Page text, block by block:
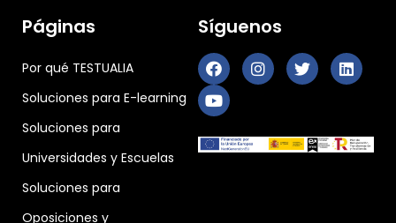
Páginas
Por qué TESTUALIA
Soluciones para E-learning
Soluciones para
Universidades y Escuelas
Soluciones para
Oposiciones y
Síguenos